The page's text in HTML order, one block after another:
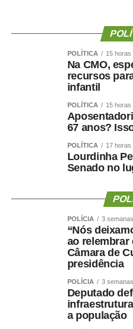
Na visão do professor Fábio
pesquisador da
representante da
Educação, o debate sobre o
educação infantil de
pelo entendimento de que a
e um dever do estado.
— Pensar o financiamento
infantil é criar condições
qualidade — disse o
A coordenadora do
Professoras, Berta Lúcia
atua “no chão da creche”
recursos para a educação
do movimento é cobrar a
, que reconhece os
infantil como profissionais
POLÍTICA 15 horas
Na CMO,
recursos
infantil
POLÍTICA 15 horas
67 anos?
POLÍTICA 17 horas
Lourdinha
Senado no
POLÍCIA 3
“Nós
ao relembrar
Câmara de
presidência
POLÍCIA 3
Deputado
a população